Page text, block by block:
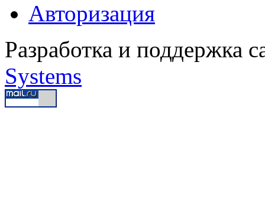
Авторизация
Разработка и поддержка
Systems